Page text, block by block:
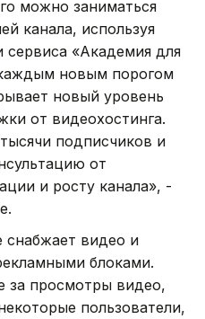
можно заниматься
канала, используя
«Академия для
новым порогом
новый уровень
от видеохостинга.
подписчиков и
от
и росту канала», -
снабжает видео и
блоками.
за просмотры видео,
пользователи,